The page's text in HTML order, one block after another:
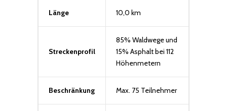
Länge 10,0 km
Streckenprofil
85% Waldwege und
15% Asphalt bei 112
Höhenmetern
Beschränkung Max. 75 Teilnehmer